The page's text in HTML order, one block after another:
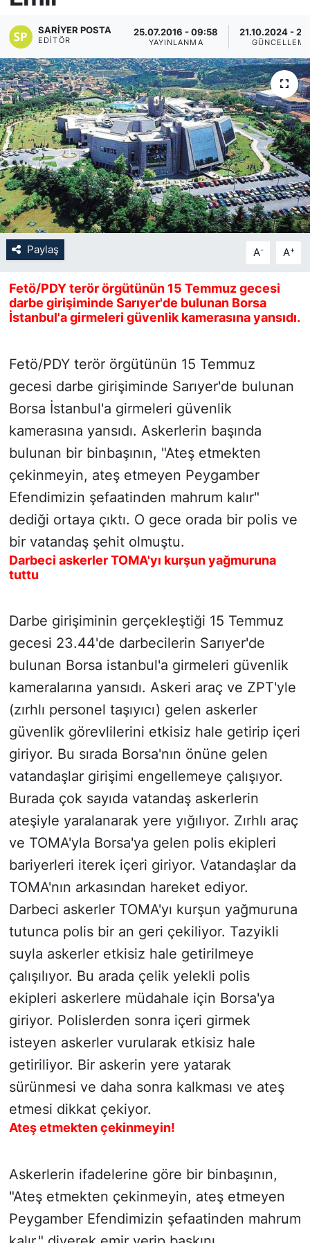
SARIYER POSTA
EDITÖR
25.07.2016 - 09:58
YAYINLANMA
21.10.2024 -
Paylaş A- A+
Fetö/PDY terör örgütünün 15 Temmuz gecesi
darbe girişiminde Sarıyer'de bulunan Borsa
İstanbul'a girmeleri güvenlik kamerasına yansıdı.
Fetö/PDY terör örgütünün 15 Temmuz
gecesi darbe girişiminde Sarıyer'de bulunan
Borsa İstanbul'a girmeleri güvenlik
kamerasına yansıdı. Askerlerin başında
bulunan bir binbaşının, "Ateş etmekten
çekinmeyin, ateş etmeyen Peygamber
Efendimizin şefaatinden mahrum kalır"
dediği ortaya çıktı. O gece orada bir polis ve
bir vatandaş şehit olmuştu.
Darbeci askerler TOMA'yı kurşun yağmuruna
tuttu
Darbe girişiminin gerçekleştiği 15 Temmuz
gecesi 23.44'de darbecilerin Sarıyer'de
bulunan Borsa istanbul'a girmeleri güvenlik
kameralarına yansıdı. Askeri araç ve ZPT'yle
(zırhlı personel taşıyıcı) gelen askerler
güvenlik görevlilerini etkisiz hale getirip içeri
giriyor. Bu sırada Borsa'nın önüne gelen
vatandaşlar girişimi engellemeye çalışıyor.
Burada çok sayıda vatandaş askerlerin
ateşiyle yaralanarak yere yığılıyor. Zırhlı araç
ve TOMA'yla Borsa'ya gelen polis ekipleri
bariyerleri iterek içeri giriyor. Vatandaşlar da
TOMA'nın arkasından hareket ediyor.
Darbeci askerler TOMA'yı kurşun yağmuruna
tutunca polis bir an geri çekiliyor. Tazyikli
suyla askerler etkisiz hale getirilmeye
çalışılıyor. Bu arada çelik yelekli polis
ekipleri askerlere müdahale için Borsa'ya
giriyor. Polislerden sonra içeri girmek
isteyen askerler vurularak etkisiz hale
getiriliyor. Bir askerin yere yatarak
sürünmesi ve daha sonra kalkması ve ateş
etmesi dikkat çekiyor.
Ateş etmekten çekinmeyin!
Askerlerin ifadelerine göre bir binbaşının,
"Ateş etmekten çekinmeyin, ateş etmeyen
Peygamber Efendimizin şefaatinden mahrum
KÖŞE YAZILARI
KÖŞE YAZILARI (Arşiv)
KÜLTÜR SANAT
MAGAZİN
RÖPORTAJ
SAĞLIK
SARIYER HABERLERİ
SEKTÖR
SON DAKİKA HABERİ
SPOR
TEKNOLOJİ
TÜRKİYE VE DÜNYA GÜNDEMİ
VİDEO GALERİ
YAŞAM